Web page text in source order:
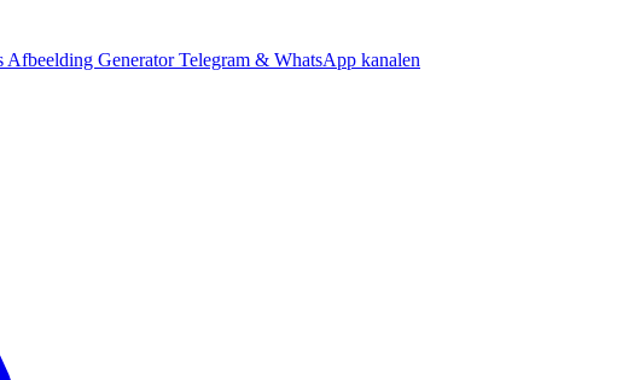
Afbeelding GeneratorTelegram & WhatsApp kanalen